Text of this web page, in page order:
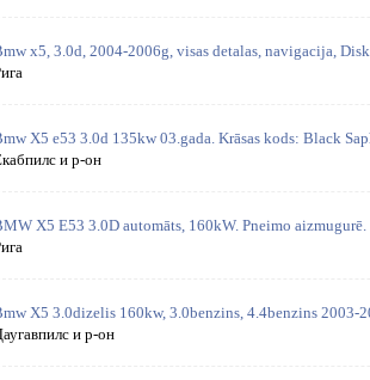
x5, 3.0d, 2004-2006g, visas detalas, navigacija,
X5 e53 3.0d 135kw 03.gada. Krāsas kods: Black
и р-он
X5 E53 3.0D automāts, 160kW. Pneimo
X5 3.0dizelis 160kw, 3.0benzins, 4.4benzins 2003-
и р-он